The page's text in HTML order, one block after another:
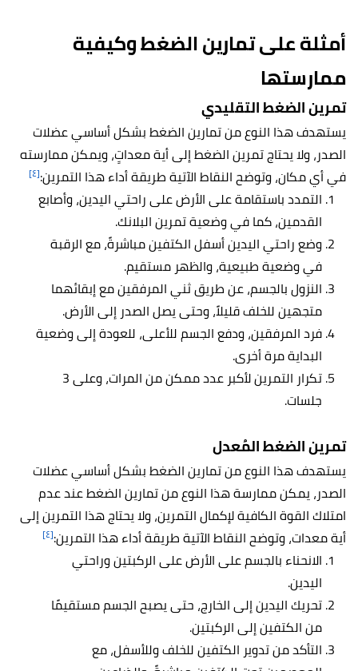
أمثلة على تمارين الضغط وكيفية
ممارستها
تمرين الضغط التقليدي
يستهدف هذا النوع من تمارين الضغط بشكل أساسي عضلات
الصدر، ولا يحتاج تمرين الضغط إلى أية معداتٍ، ويمكن ممارسته
في أي مكان، وتوضح النقاط الآتية طريقة أداء هذا التمرين:[٤]
التمدد باستقامة على الأرض على راحتي اليدين، وأصابع
القدمين، كما في وضعية تمرين البلانك.
وضع راحتي اليدين أسفل الكتفين مباشرةً، مع الرقبة
في وضعية طبيعية، والظهر مستقيم.
النزول بالجسم، عن طريق ثني المرفقين مع إبقائهما
متجهين للخلف قليلاً، وحتى يصل الصدر إلى الأرض.
فرد المرفقين، ودفع الجسم للأعلى، للعودة إلى وضعية
البداية مرة أخرى.
تكرار التمرين لأكبر عدد ممكن من المرات، وعلى 3
جلسات.
تمرين الضغط المُعدل
يستهدف هذا النوع من تمارين الضغط بشكل أساسي عضلات
الصدر، يمكن ممارسة هذا النوع من تمارين الضغط عند عدم
امتلاك القوة الكافية لإكمال التمرين، ولا يحتاج هذا التمرين إلى
أية معدات، وتوضح النقاط الآتية طريقة أداء هذا التمرين:[٤]
الانحناء بالجسم على الأرض على الركبتين وراحتي
اليدين.
تحريك اليدين إلى الخارج، حتى يصبح الجسم مستقيمًا
من الكتفين إلى الركبتين.
التأكد من تدوير الكتفين للخلف وللأسفل، مع